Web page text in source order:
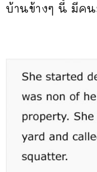
บ้านข้างๆ นี้ มีค